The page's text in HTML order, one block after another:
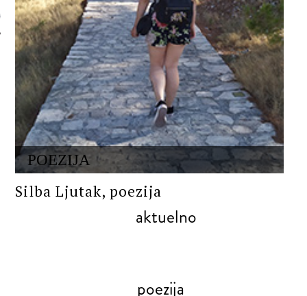
POEZIJA
Silba Ljutak, poezija
aktuelno
poezija